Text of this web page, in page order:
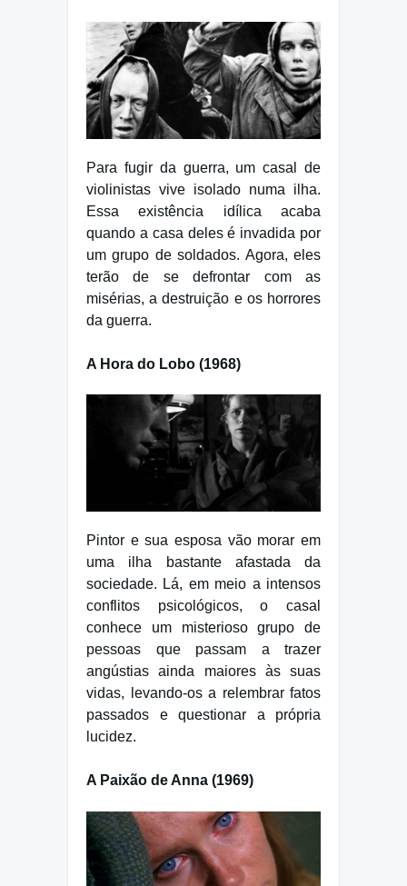
Para fugir da guerra, um casal de
violinistas vive isolado numa ilha.
Essa existência idílica acaba
quando a casa deles é invadida por
um grupo de soldados. Agora, eles
terão de se defrontar com as
misérias, a destruição e os horrores
da guerra.
A Hora do Lobo (1968)
Pintor e sua esposa vão morar em
uma ilha bastante afastada da
sociedade. Lá, em meio a intensos
conflitos psicológicos, o casal
conhece um misterioso grupo de
pessoas que passam a trazer
angústias ainda maiores às suas
vidas, levando-os a relembrar fatos
passados e questionar a própria
lucidez.
A Paixão de Anna (1969)